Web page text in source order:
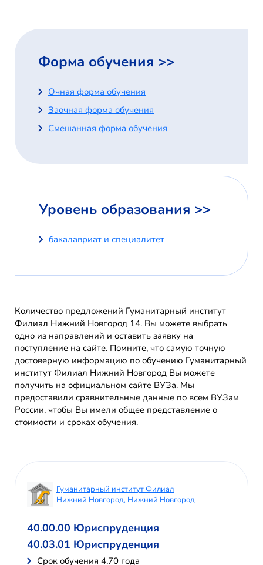
Форма обучения >>
Очная форма обучения
Заочная форма обучения
Смешанная форма обучения
Уровень образования >>
бакалавриат и специалитет
Количество предложений Гуманитарный институт
Филиал Нижний Новгород 14. Вы можете выбрать
одно из направлений и оставить заявку на
поступление на сайте. Помните, что самую точную
достоверную информацию по обучению Гуманитарный
институт Филиал Нижний Новгород Вы можете
получить на официальном сайте ВУЗа. Мы
предоставили сравнительные данные по всем ВУЗам
России, чтобы Вы имели общее представление о
стоимости и сроках обучения.
Гуманитарный институт Филиал
Нижний Новгород, Нижний Новгород
40.00.00 Юриспруденция
40.03.01 Юриспруденция
Cрок обучения 4,70 года